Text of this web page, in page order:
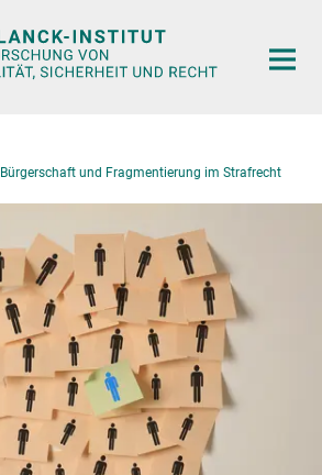
Bürgerschaft und Fragmentierung im Strafrecht